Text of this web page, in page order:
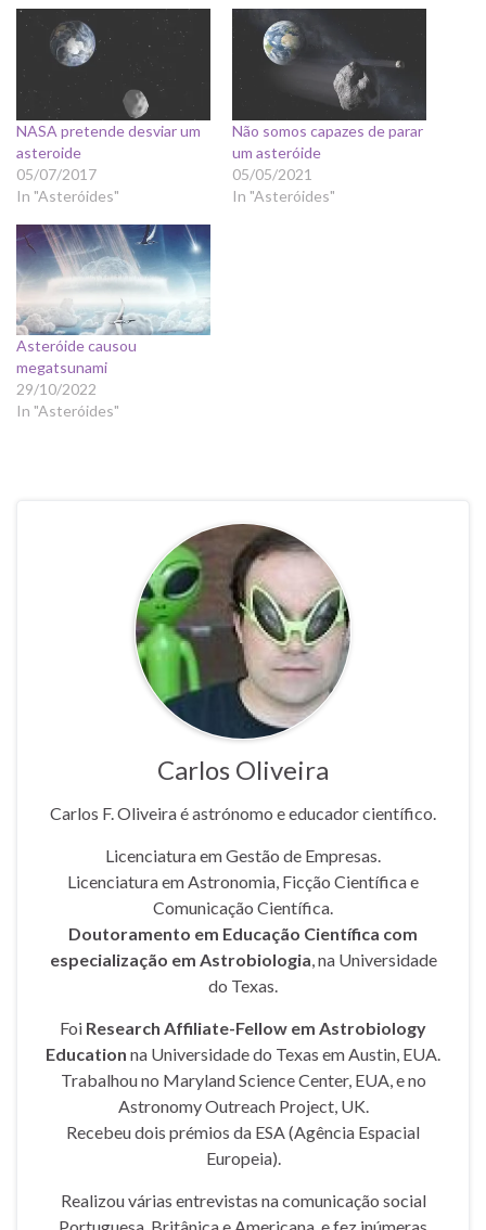
NASA pretende desviar um
asteroide
05/07/2017
In "Asteróides"
Não somos capazes de parar
um asteróide
05/05/2021
In "Asteróides"
Asteróide causou
megatsunami
29/10/2022
In "Asteróides"
Carlos Oliveira
Carlos F. Oliveira é astrónomo e educador científico.
Licenciatura em Gestão de Empresas.
Licenciatura em Astronomia, Ficção Científica e
Comunicação Científica.
Doutoramento em Educação Científica com
especialização em Astrobiologia, na Universidade
do Texas.
Foi Research Affiliate-Fellow em Astrobiology
Education na Universidade do Texas em Austin, EUA.
Trabalhou no Maryland Science Center, EUA, e no
Astronomy Outreach Project, UK.
Recebeu dois prémios da ESA (Agência Espacial
Europeia).
Realizou várias entrevistas na comunicação social